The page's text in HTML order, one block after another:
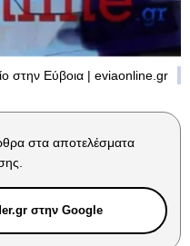
στην Εύβοια | eviaonline.gr
στα αποτελέσματα
στην Google